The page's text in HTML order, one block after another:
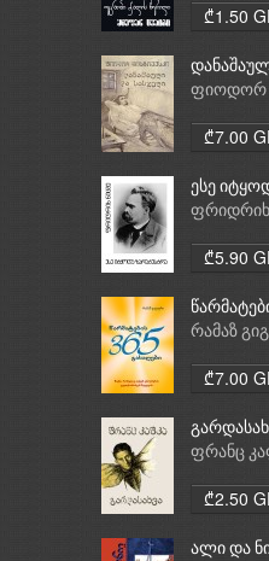
₾1.50
ფიოდორ
₾7.00
ესე
ფრიდრიხ
₾5.90
რამაზ
₾7.00
ფრანც
₾2.50
ალი და